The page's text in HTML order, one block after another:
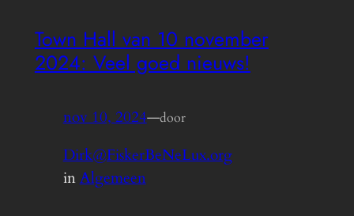
Town Hall van 10 november
2024: Veel goed nieuws!
nov 10, 2024—door
Dirk@FiskerBeNeLux.org
inAlgemeen